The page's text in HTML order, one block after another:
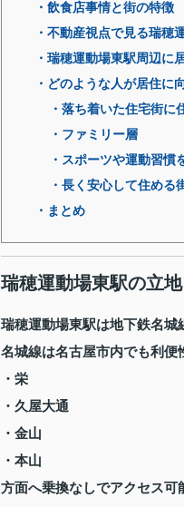
・飲食店事情と街の特徴
・不動産視点で見る瑞穂
・瑞穂運動場東駅周辺に
・どのような人が居住に
・落ち着いた住宅街に
・ファミリー層
・スポーツや運動習慣
・長く安心して住める
・まとめ
瑞穂運動場東駅の立
瑞穂運動場東駅は地下鉄名城
名城線は名古屋市内でも利便
・栄
・久屋大通
・金山
・本山
方面へ乗換なしでアクセス可